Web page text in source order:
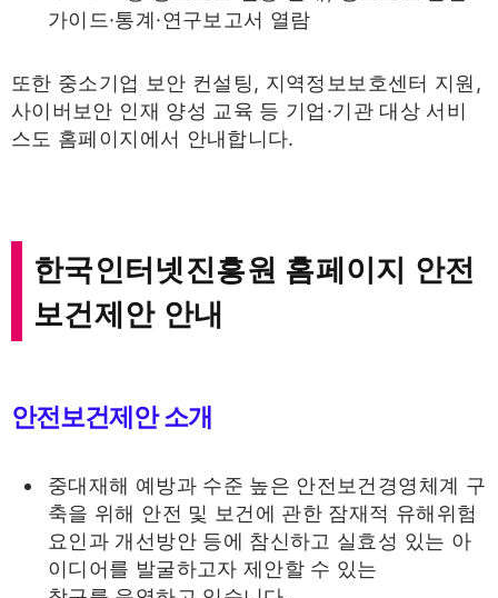
가이드·통계·연구보고서 열람
또한 중소기업 보안 컨설팅, 지역정보보호센터 지원,
사이버보안 인재 양성 교육 등 기업·기관 대상 서비
스도 홈페이지에서 안내합니다.
한국인터넷진흥원 홈페이지 안전
보건제안 안내
안전보건제안 소개
중대재해 예방과 수준 높은 안전보건경영체계 구
축을 위해 안전 및 보건에 관한 잠재적 유해위험
요인과 개선방안 등에 참신하고 실효성 있는 아
이디어를 발굴하고자 제안할 수 있는